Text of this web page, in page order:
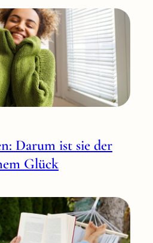
Darum ist sie der
Glück